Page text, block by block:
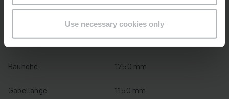
Use necessary cookies only
Betriebsstunden 2009 h
Bauhöhe 1750 mm
Gabellänge 1150 mm